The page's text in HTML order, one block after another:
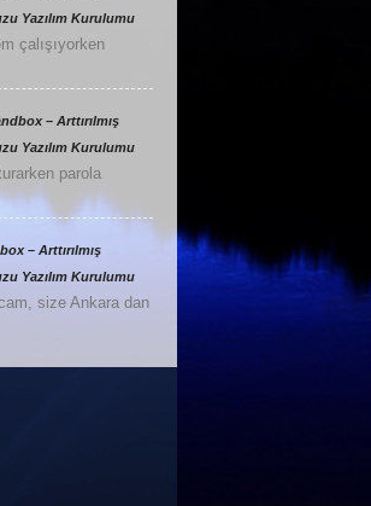
Yazılım Kurulumu
çalışıyorken
– Arttırılmış
Yazılım Kurulumu
parola
– Arttırılmış
Yazılım Kurulumu
size Ankara dan